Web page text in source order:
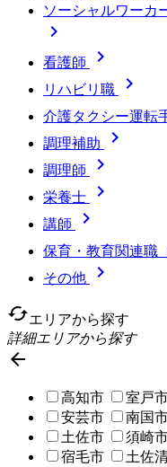
ソーシャルワーカ

看護師 
リハビリ職 
介護タクシー運転
調理補助 
調理師 
栄養士 
講師 
保育・教育関連職
その他

cachedエリアから探す
詳細エリアから探す

高知市
室戸
安芸市
南国
土佐市
須崎
宿毛市
土佐